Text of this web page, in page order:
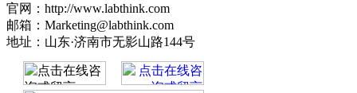
官网：http://www.labthink.com
邮箱：Marketing@labthink.com
地址：山东·济南市无影山路144号